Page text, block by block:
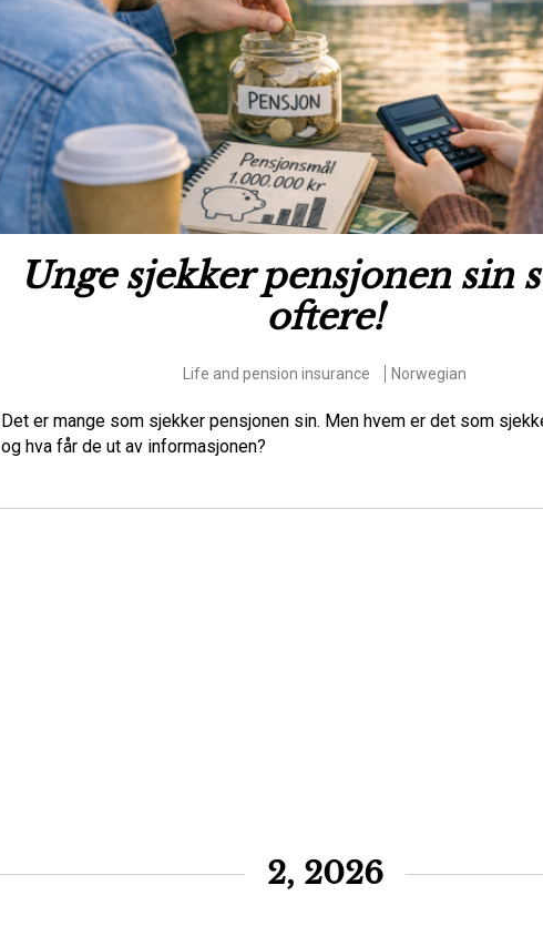
Unge sjekker pensjonen sin
oftere!
Life and pension insurance Norwegian
Det er mange som sjekker pensjonen sin. Men hvem er det som
og hva får de ut av informasjonen?
2, 2026